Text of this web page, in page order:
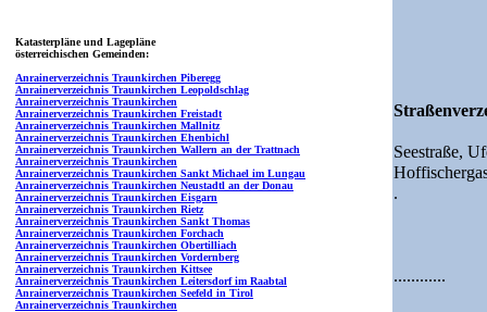
Katasterpläne und Lagepläne
österreichischen Gemeinden:
Anrainerverzeichnis Traunkirchen Piberegg
Anrainerverzeichnis Traunkirchen Leopoldschlag
Anrainerverzeichnis Traunkirchen
Anrainerverzeichnis Traunkirchen Freistadt
Anrainerverzeichnis Traunkirchen Mallnitz
Anrainerverzeichnis Traunkirchen Ehenbichl
Anrainerverzeichnis Traunkirchen Wallern an der Trattnach
Anrainerverzeichnis Traunkirchen
Anrainerverzeichnis Traunkirchen Sankt Michael im Lungau
Anrainerverzeichnis Traunkirchen Neustadtl an der Donau
Anrainerverzeichnis Traunkirchen Eisgarn
Anrainerverzeichnis Traunkirchen Rietz
Anrainerverzeichnis Traunkirchen Sankt Thomas
Anrainerverzeichnis Traunkirchen Forchach
Anrainerverzeichnis Traunkirchen Obertilliach
Anrainerverzeichnis Traunkirchen Vordernberg
Anrainerverzeichnis Traunkirchen Kittsee
Anrainerverzeichnis Traunkirchen Leitersdorf im Raabtal
Anrainerverzeichnis Traunkirchen Seefeld in Tirol
Anrainerverzeichnis Traunkirchen
Seestraße,
.
............